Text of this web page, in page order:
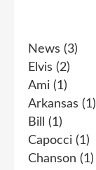
News (3)
Elvis (2)
Ami (1)
Arkansas (1)
Bill
(1)
Capocci (1)
Chanson (1)